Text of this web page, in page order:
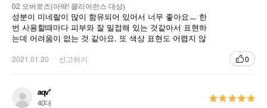
02 오버로즈(아딱! 클리어런스 대상)
성분이 미네랄이 많이 함유되어 있어서 너무 좋아요ㅡ 한
번 사용할때마다 피부와 잘 밀접해 있는 것같아서 표현하
는데 어려움이 없는 것 같아요. 또 색상 표현도 어렵지 않
아이템이 될 것 같아요.
2021.01.20 신고하기 0
aqv*
40대